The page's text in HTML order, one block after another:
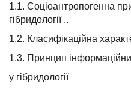
1.1. Соціоантропогенна
гібридології ..
1.2. Класифікаційна
1.3. Принцип
у гібридології